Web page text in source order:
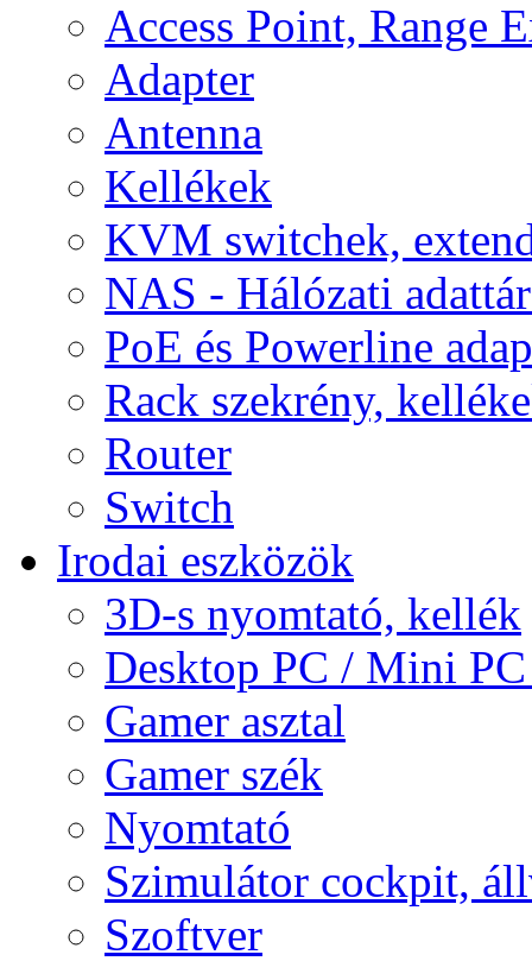
Access Point, Range
Adapter
Antenna
Kellékek
KVM switchek,
NAS - Hálózati
PoE és Powerline
Rack szekrény,
Router
Switch
Irodai eszközök
3D-s nyomtató, kellék
Desktop PC / Mini
Gamer asztal
Gamer szék
Nyomtató
Szimulátor cockpit,
Szoftver